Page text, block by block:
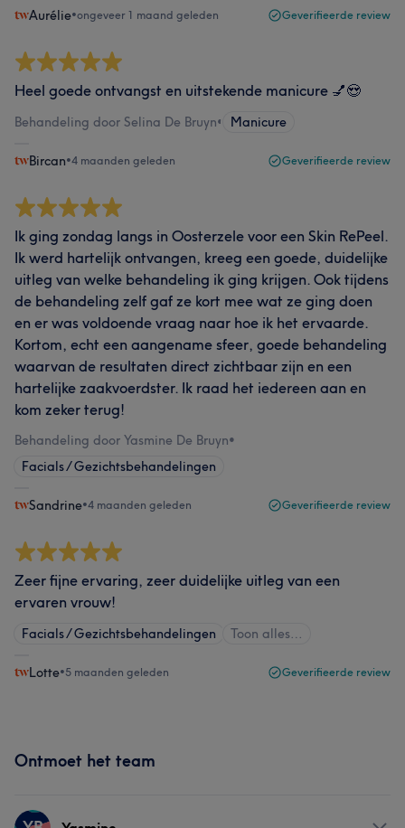
Aurélie•ongeveer 1 maand geleden Geverifieerde review
Heel goede ontvangst en uitstekende manicure 💅😍
Behandeling door Selina De Bruyn• Manicure
Bircan•4 maanden geleden Geverifieerde review
Ik ging zondag langs in Oosterzele voor een Skin RePeel.
Ik werd hartelijk ontvangen, kreeg een goede, duidelijke
uitleg van welke behandeling ik ging krijgen. Ook tijdens
de behandeling zelf gaf ze kort mee wat ze ging doen
en er was voldoende vraag naar hoe ik het ervaarde.
Kortom, echt een aangename sfeer, goede behandeling
waarvan de resultaten direct zichtbaar zijn en een
hartelijke zaakvoerdster. Ik raad het iedereen aan en
kom zeker terug!
Behandeling door Yasmine De Bruyn•
Facials / Gezichtsbehandelingen
Sandrine•4 maanden geleden Geverifieerde review
Zeer fijne ervaring, zeer duidelijke uitleg van een
ervaren vrouw!
Facials / Gezichtsbehandelingen Toon alles…
Lotte•5 maanden geleden Geverifieerde review
Ontmoet het team